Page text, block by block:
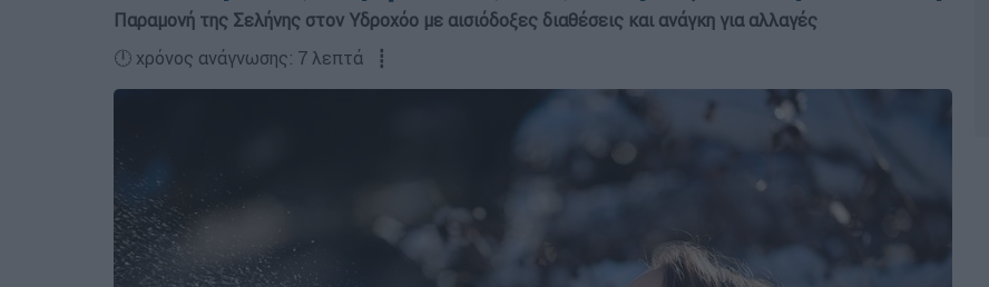
Παραμονή της Σελήνης στον Υδροχόο με αισιόδοξες διαθέσεις και ανάγκη για αλλαγές
🕛 χρόνος ανάγνωσης: 7 λεπτά ┋